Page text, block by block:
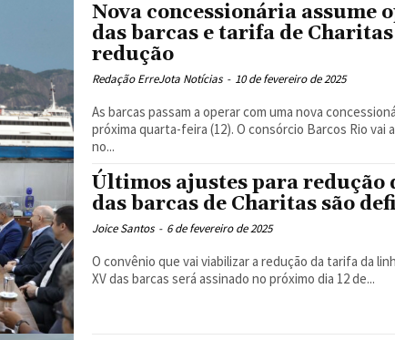
Nova concessionária assume
das barcas e tarifa de
redução
Redação ErreJota Notícias - 10 de fevereiro de 2025
As barcas passam a operar com uma nova
próxima quarta-feira (12). O consórcio Barcos Rio vai
no...
Últimos ajustes para redução
das barcas de Charitas são
Joice Santos - 6 de fevereiro de 2025
O convênio que vai viabilizar a redução da tarifa da
XV das barcas será assinado no próximo dia 12 de...